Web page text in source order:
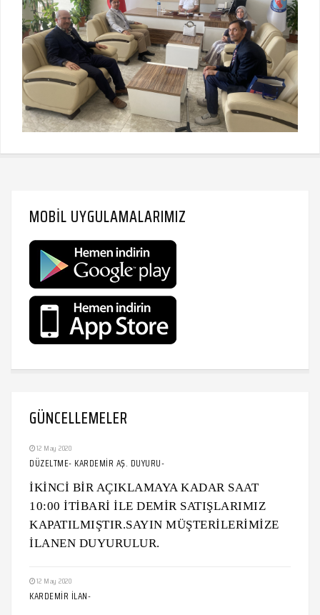
MOBIL UYGULAMALARIMIZ
GÜNCELLEMELER
12 May 2020
DÜZELTME- KARDEMİR AŞ. DUYURU-
İKİNCİ BİR AÇIKLAMAYA KADAR SAAT
10:00 İTİBARİ İLE DEMİR SATIŞLARIMIZ
KAPATILMIŞTIR.SAYIN MÜŞTERİLERİMİZE
İLANEN DUYURULUR.
12 May 2020
KARDEMİR İLAN-